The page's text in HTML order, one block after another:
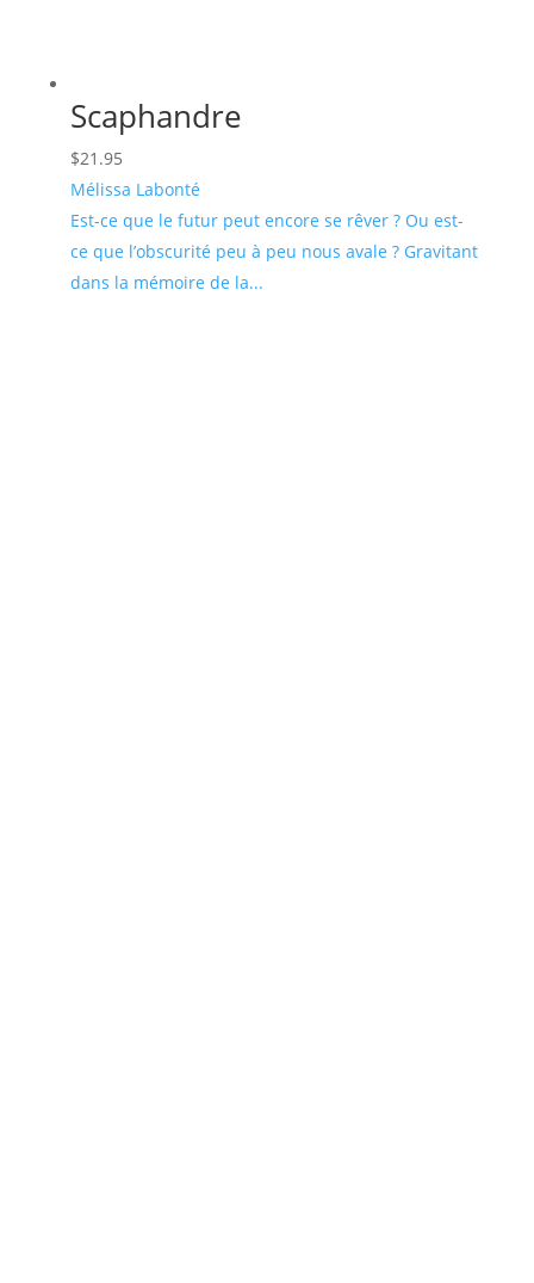
Scaphandre
$21.95
Mélissa Labonté
Est-ce que le futur peut encore se rêver ? Ou est-
ce que l’obscurité peu à peu nous avale ? Gravitant
dans la mémoire de la...